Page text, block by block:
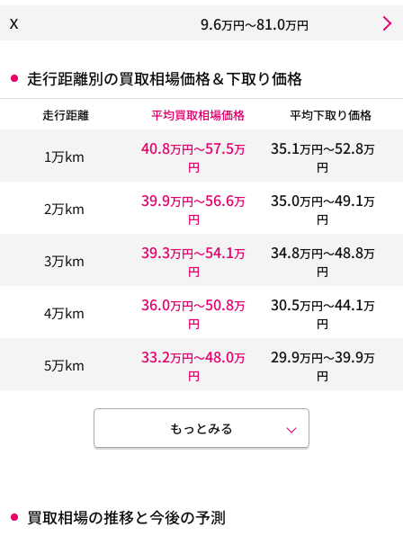
Ｘ 9.6万円〜81.0万円
走行距離別の買取相場価格＆下取り価格
走行距離 平均買取相場価格 平均下取り価格
1万km 40.8万円〜57.5万
円
35.1万円〜52.8万
円
2万km 39.9万円〜56.6万
円
35.0万円〜49.1万
円
3万km 39.3万円〜54.1万
円
34.8万円〜48.8万
円
4万km 36.0万円〜50.8万
円
30.5万円〜44.1万
円
5万km 33.2万円〜48.0万
円
29.9万円〜39.9万
円
もっとみる
買取相場の推移と今後の予測